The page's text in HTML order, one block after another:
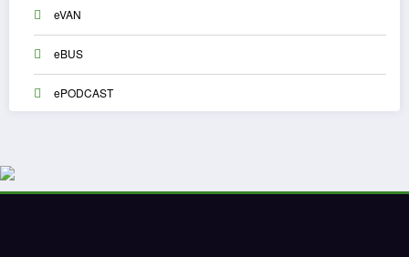
eVAN
eBUS
ePODCAST